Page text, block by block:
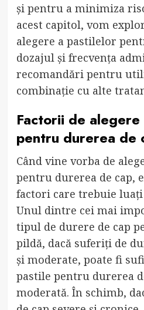
și pentru a minimiza
acest capitol, vom
alegere a pastilelor
dozajul și frecvența
recomandări pentru
combinație cu alte
Factorii de
pentru durerea de
Când vine vorba de
pentru durerea de cap,
factori care trebuie
Unul dintre cei mai
tipul de durere de cap
pildă, dacă suferiți de
și moderate, poate fi
pastile pentru durerea
moderată. În schimb,